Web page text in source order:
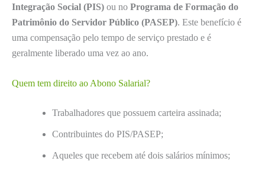
Integração Social (PIS) ou no Programa de Formação do
Patrimônio do Servidor Público (PASEP). Este benefício é
uma compensação pelo tempo de serviço prestado e é
geralmente liberado uma vez ao ano.
Quem tem direito ao Abono Salarial?
Trabalhadores que possuem carteira assinada;
Contribuintes do PIS/PASEP;
Aqueles que recebem até dois salários mínimos;